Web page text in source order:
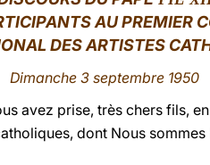
AU PREMIER
DES ARTISTES
Dimanche 3 septembre 1950
avez prise, très chers fils,
dont Nous